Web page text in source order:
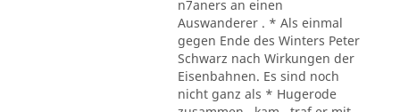
n7aners an einen
Auswanderer . * Als einmal
gegen Ende des Winters Peter
Schwarz nach Wirkungen der
Eisenbahnen. Es sind noch
nicht ganz als * Hugerode